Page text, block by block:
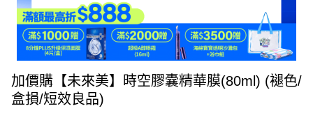
加價購【未來美】時空膠囊精華膜(80ml) (褪色/
盒損/短效良品)